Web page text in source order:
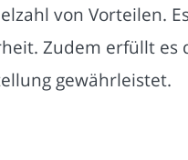
von Vorteilen.
Zudem erfüllt es
gewährleistet.